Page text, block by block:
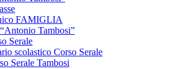
FAMIGLIA
Tambosi”
Serale
scolastico Corso Serale
Serale Tambosi